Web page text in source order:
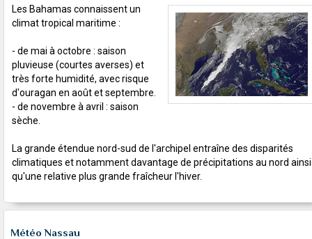
Les Bahamas connaissent un
climat tropical maritime :
- de mai à octobre : saison
pluvieuse (courtes averses) et
très forte humidité, avec risque
d'ouragan en août et septembre.
- de novembre à avril : saison
sèche.
La grande étendue nord-sud de l'archipel entraîne des disparités
climatiques et notamment davantage de précipitations au nord ainsi
qu'une relative plus grande fraîcheur l'hiver.
Météo Nassau